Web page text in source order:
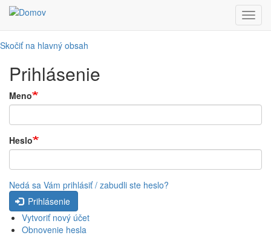
Skočiť na hlavný obsah
Prihlásenie
Meno
Heslo
Nedá sa Vám prihlásiť / zabudli ste heslo?
Prihlásenie
Vytvoriť nový účet
Obnovenie hesla